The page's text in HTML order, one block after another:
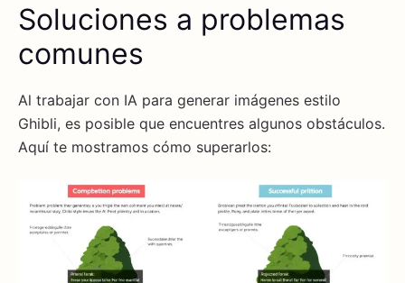
Soluciones a problemas
comunes
Al trabajar con IA para generar imágenes estilo
Ghibli, es posible que encuentres algunos obstáculos.
Aquí te mostramos cómo superarlos: